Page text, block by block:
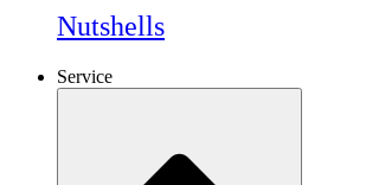
Nutshells
Service